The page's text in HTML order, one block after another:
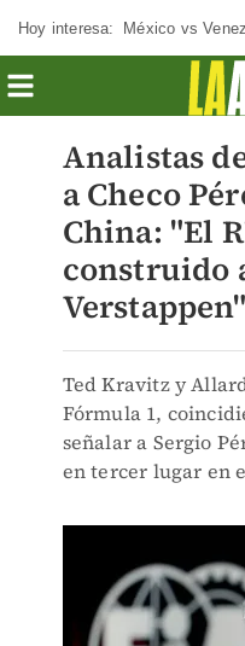
Hoy interesa: México vs
Analistas
a Checo
China: "El
construido
Verstappen"
Ted Kravitz y
Fórmula 1,
señalar a Sergio
en tercer lugar en